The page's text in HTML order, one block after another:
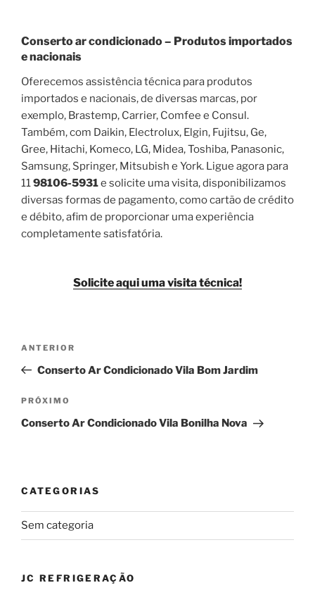
Conserto ar condicionado – Produtos importados
e nacionais
Oferecemos assistência técnica para produtos
importados e nacionais, de diversas marcas, por
exemplo, Brastemp, Carrier, Comfee e Consul.
Também, com Daikin, Electrolux, Elgin, Fujitsu, Ge,
Gree, Hitachi, Komeco, LG, Midea, Toshiba, Panasonic,
Samsung, Springer, Mitsubish e York. Ligue agora para
1198106-5931e solicite uma visita, disponibilizamos
diversas formas de pagamento, como cartão de crédito
e débito, afim de proporcionar uma experiência
completamente satisfatória.
Solicite aqui uma visita técnica!
Navegação
Post
Post
anterior
ANTERIOR
Conserto Ar Condicionado Vila Bom Jardim
Próximo
post
PRÓXIMO
Conserto Ar Condicionado Vila Bonilha Nova
CATEGORIAS
Sem categoria
JC REFRIGERAÇÃO